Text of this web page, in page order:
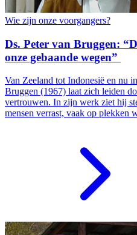
Wie zijn onze voorgangers?
Ds. Peter van Bruggen:
onze gebaande wegen”
Van Zeeland tot Indonesië en nu
Bruggen (1967) laat zich leiden
vertrouwen. In zijn werk ziet hij
mensen verrast, vaak op plekken